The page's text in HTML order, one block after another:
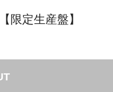
限定生産盤】